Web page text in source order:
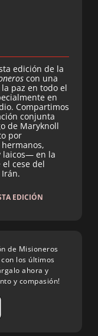
edición de la
con una
paz en todo el
en
Compartimos
conjunta
de Maryknoll
por
laicos— en la
cese del
EDICIÓN
de Misioneros
los últimos
ahora y
y compasión!